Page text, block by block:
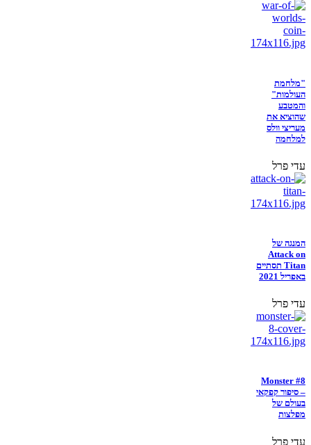
"מלחמת
העולמות"
והמטבע
שהוציא את
מעריצי וולס
למלחמה
עדי פרל
המנגה של
Attack on
Titan תסתיים
באפריל 2021
עדי פרל
Monster #8
– סיפור קפקאי
בעולם של
מפלצות
עדי פרל